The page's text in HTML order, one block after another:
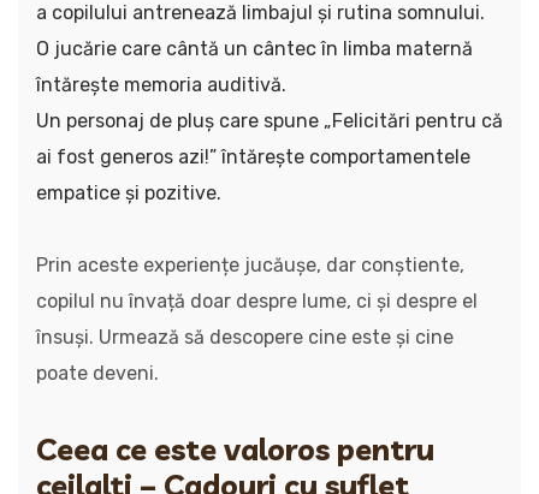
a copilului antrenează limbajul și rutina somnului.
O jucărie care cântă un cântec în limba maternă
întărește memoria auditivă.
Un personaj de pluș care spune „Felicitări pentru că
ai fost generos azi!” întărește comportamentele
empatice și pozitive.
Prin aceste experiențe jucăușe, dar conștiente,
copilul nu învață doar despre lume, ci și despre el
însuși. Urmează să descopere cine este și cine
poate deveni.
Ceea ce este valoros pentru
ceilalți – Cadouri cu suflet